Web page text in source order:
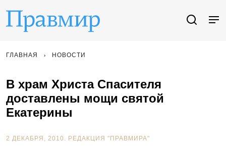
ГЛАВНАЯ НОВОСТИ
В храм Христа Спасителя
доставлены мощи святой
Екатерины
2 ДЕКАБРЯ, 2010. РЕДАКЦИЯ "ПРАВМИРА"